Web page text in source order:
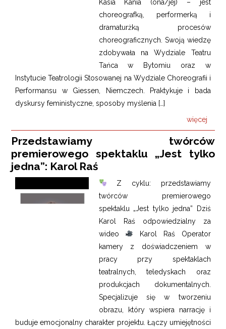
Kasia Kania (ona/jej) – jest
choreografką, performerką i
dramaturżką procesów
choreograficznych. Swoją wiedzę
zdobywała na Wydziale Teatru
Tańca w Bytomiu oraz w
Instytucie Teatrologii Stosowanej na Wydziale Choreografii i
Performansu w Giessen, Niemczech. Praktykuje i bada
dyskursy feministyczne, sposoby myślenia […]
więcej
Przedstawiamy twórców
premierowego spektaklu „Jest tylko
jedna”: Karol Raś
Z cyklu: przedstawiamy
twórców premierowego
spektaklu „Jest tylko jedna” Dziś
Karol Raś odpowiedzialny za
wideo
Karol Raś Operator
kamery z doświadczeniem w
pracy przy spektaklach
teatralnych, teledyskach oraz
produkcjach dokumentalnych.
Specjalizuje się w tworzeniu
obrazu, który wspiera narrację i
buduje emocjonalny charakter projektu. Łączy umiejętności